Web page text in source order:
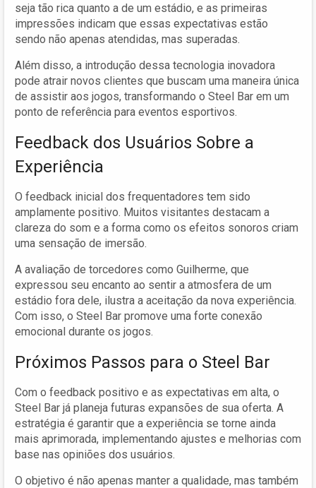
seja tão rica quanto a de um estádio, e as primeiras
impressões indicam que essas expectativas estão
sendo não apenas atendidas, mas superadas.
Além disso, a introdução dessa tecnologia inovadora
pode atrair novos clientes que buscam uma maneira única
de assistir aos jogos, transformando o Steel Bar em um
ponto de referência para eventos esportivos.
Feedback dos Usuários Sobre a
Experiência
O feedback inicial dos frequentadores tem sido
amplamente positivo. Muitos visitantes destacam a
clareza do som e a forma como os efeitos sonoros criam
uma sensação de imersão.
A avaliação de torcedores como Guilherme, que
expressou seu encanto ao sentir a atmosfera de um
estádio fora dele, ilustra a aceitação da nova experiência.
Com isso, o Steel Bar promove uma forte conexão
emocional durante os jogos.
Próximos Passos para o Steel Bar
Com o feedback positivo e as expectativas em alta, o
Steel Bar já planeja futuras expansões de sua oferta. A
estratégia é garantir que a experiência se torne ainda
mais aprimorada, implementando ajustes e melhorias com
base nas opiniões dos usuários.
O objetivo é não apenas manter a qualidade, mas também